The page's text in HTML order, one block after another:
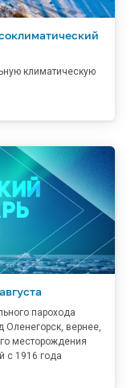
климатическую
парохода
Оленегорск, вернее,
месторождения
с 1916 года